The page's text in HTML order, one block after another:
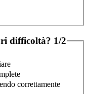
difficoltà? 1/2
correttamente